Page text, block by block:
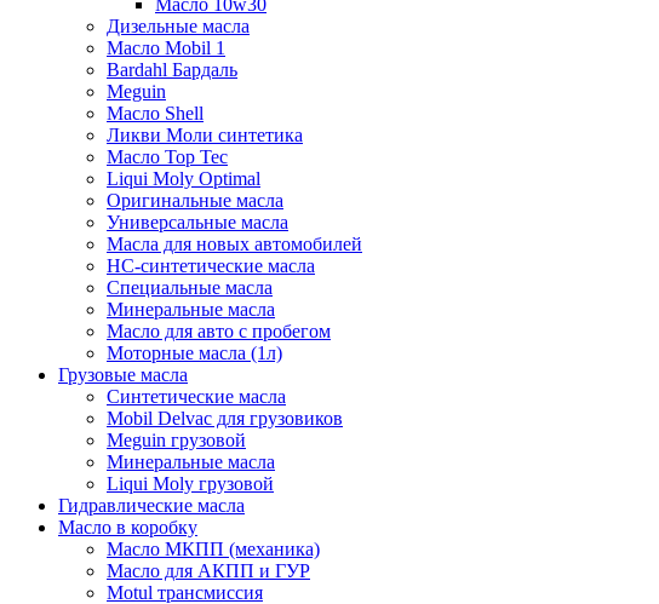
Масло 10w30
Дизельные масла
Масло Mobil 1
Bardahl Бардаль
Meguin
Масло Shell
Ликви Моли синтетика
Масло Top Tec
Liqui Moly Optimal
Оригинальные масла
Универсальные масла
Масла для новых автомобилей
HC-синтетические масла
Специальные масла
Минеральные масла
Масло для авто с пробегом
Моторные масла (1л)
Грузовые масла
Синтетические масла
Mobil Delvac для грузовиков
Meguin грузовой
Минеральные масла
Liqui Moly грузовой
Гидравлические масла
Масло в коробку
Масло МКПП (механика)
Масло для АКПП и ГУР
Motul трансмиссия